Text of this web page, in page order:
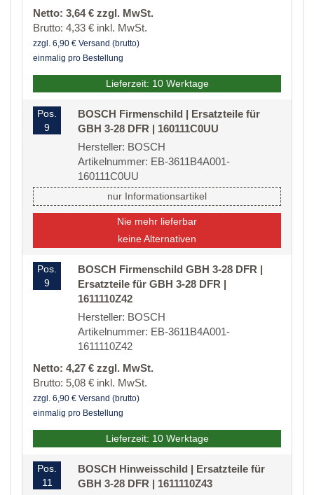
Netto: 3,64 € zzgl. MwSt.
Brutto: 4,33 € inkl. MwSt.
zzgl. 6,90 € Versand (brutto)
einmalig pro Bestellung
Lieferzeit: 10 Werktage
Pos.
9
BOSCH Firmenschild | Ersatzteile für
GBH 3-28 DFR | 160111C0UU
Hersteller: BOSCH
Artikelnummer: EB-3611B4A001-
160111C0UU
nur Informationsartikel
Nie mehr lieferbar
keine Alternativen
Pos.
9
BOSCH Firmenschild GBH 3-28 DFR |
Ersatzteile für GBH 3-28 DFR |
1611110Z42
Hersteller: BOSCH
Artikelnummer: EB-3611B4A001-
1611110Z42
Netto: 4,27 € zzgl. MwSt.
Brutto: 5,08 € inkl. MwSt.
zzgl. 6,90 € Versand (brutto)
einmalig pro Bestellung
Lieferzeit: 10 Werktage
Pos.
11
BOSCH Hinweisschild | Ersatzteile für
GBH 3-28 DFR | 1611110Z43